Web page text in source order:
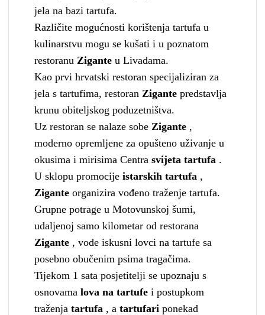
jela na bazi tartufa.
Različite mogućnosti korištenja tartufa u
kulinarstvu mogu se kušati i u poznatom
restoranu Zigante u Livadama.
Kao prvi hrvatski restoran specijaliziran za
jela s tartufima, restoran Zigante predstavlja
krunu obiteljskog poduzetništva.
Uz restoran se nalaze sobe Zigante ,
moderno opremljene za opušteno uživanje u
okusima i mirisima Centrasvijeta tartufa .
U sklopu promocijeistarskih tartufa ,
Zigante organizira vođeno traženje tartufa.
Grupne potrage u Motovunskoj šumi,
udaljenoj samo kilometar od restorana
Zigante , vode iskusni lovci na tartufe sa
posebno obučenim psima tragačima.
Tijekom 1 sata posjetitelji se upoznaju s
osnovamalova na tartufe i postupkom
traženjatartufa , atartufari ponekad